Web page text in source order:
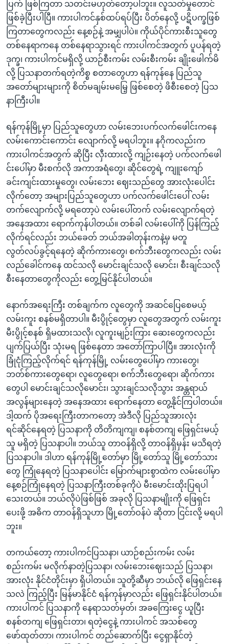
ပြက် ဖြစ်ကြတာ သတင်းမဟုတ်တော့ပါဘူး။ လူသတ်မှုတောင်
ဖြစ်ခဲ့ပြီးပါပြီ။ ကားပါကင်နှစ်ထပ်ရပ်ပြီး ပိတ်နေလို့ ပဋိပက္ခဖြစ်
ကြတာတွေကလည်း နေ့စဉ်နဲ့ အမျှပါပဲ။ ကိုယ်ပိုင်ကားစီးသူတွေ
တစ်နေရာကနေ တစ်နေရာသွားရင် ကားပါကင်အတွက် ပူပန်ရတဲ့
ဒုက္ခ၊ ကားပါကင်မရှိလို့ ယာဉ်စီးကမ်း လမ်းစီးကမ်း ချိုးဖေါက်မိ
လို့ ပြသနာတက်ရတဲ့ကိစ္စ စတာတွေဟာ ရန်ကုန်နေ ပြည်သူ
အတော်များများကို စိတ်မချမ်းမမြေ့ ဖြစ်စေတဲ့ ဖိစီးစေတဲ့ ပြသ
နာကြီးပါ။
ရန်ကုန်မြို့မှာ ပြည်သူတွေဟာ လမ်းဘေးပက်လက်ဖေါင်းကနေ
လမ်းကောင်းကောင်း လျောက်လို့ မရပါဘူး။ နဂိုကလည်းက
ကားပါကင်အတွက် ဆိုပြီး လှီးထားလို့ ကျဉ်းနေတဲ့ ပက်လက်ဖေါ
င်းပေါ်မှာ မီးစက်လို အကာအရံတွေ၊ ဆိုင်တွေရဲ့ ကျူးကျော်
ခင်းကျင်းထားမှုတွေ၊ လမ်းဘေး ဈေးသည်တွေ အားလုံးပေါင်း
လိုက်တော့ အများပြည်သူတွေဟာ ပက်လက်ဖေါင်းပေါ် လမ်း
တက်လျောက်လို့ မရတော့ပဲ လမ်းပေါ်တက် လမ်းလျောက်ရတဲ့
အနေအထား ရောက်ကုန်ပါတယ်။ တစ်ခါ လမ်းပေါ်ကို ပြန်ကြည့်
လိုက်ရင်လည်း ဘယ်ခေတ် ဘယ်အခါတုန်းကနဲ့မှ မတူ
လွတ်လပ်ခွင့်ရနေတဲ့ ဆိုက်ကားတွေ၊ စက်ဘီးတွေကလည်း လမ်း
လည်ခေါင်ကနေ ထင်သလို မောင်းချင်သလို မောင်း၊ စီးချင်သလို
စီးနေတာတွေကိုလည်း တွေ့မြင်နိုင်ပါတယ်။
နောက်အရေးကြီး တစ်ချက်က လူတွေကို အဆင်ပြေစေမယ့်
လမ်းကူး စနစ်မရှိတာပါ။ မီးပွိုင့်တွေမှာ လူတွေအတွက် လမ်းကူး
မီးပွိုင့်စနစ် ရှိမထားသလို၊ လူကူးမျဉ်းကြား ဆေးတွေကလည်း
ပျက်ပြယ်ပြီး သုံးမရ ဖြစ်နေတာ အတော်ကြာပါပြီ။ အားလုံးကို
ခြုံငုံကြည့်လိုက်ရင် ရန်ကုန်မြို့ လမ်းတွေပေါ်မှာ ကားတွေ၊
ဘတ်စ်ကားတွေရော၊ လူတွေရော၊ စက်ဘီးတွေရော၊ ဆိုက်ကား
တွေပါ မောင်းချင်သလိုမောင်း၊ သွားချင်သလိုသွား အန္တရာယ်
အလွန်များနေတဲ့ အနေအထား ရောက်နေတာ တွေ့နိုင်ကြပါတယ်။
ဒါ့ထက် ပိုအရေးကြီးတာကတော့ အဲဒီလို ပြည်သူအားလုံး
ရင်ဆိုင်နေရတဲ့ ပြသနာကို တိတိကျကျ၊ စနစ်တကျ ဖြေရှင်းမယ့်
သူ မရှိတဲ့ ပြသနာပါ။ ဘယ်သူ တာဝန်ရှိလို့ တာဝန်ရှိမှန်း မသိရတဲ့
ပြသနာပါ။ ဒါဟာ ရန်ကုန်မြို့တော်မှာ မြို့တော်သူ မြို့တော်သား
တွေ ကြုံနေရတဲ့ ပြသနာပေါင်း မြောက်များစွာထဲက လမ်းပေါ်မှာ
နေ့စဉ်ကြုံနေရတဲ့ ပြသနာကြီးတစ်ခုကိုပဲ မီးမောင်းထိုးပြရပါ
သေးတယ်။ ဘယ်လိုပဲဖြစ်ဖြစ် အခုလို ပြသနာမျိုးကို ဖြေရှင်း
ပေးဖို့ အဓိက တာဝန်ရှိသူဟာ မြို့တော်ဝန်ပဲ ဆိုတာ ငြင်းလို့ မရပါ
ဘူး။
တကယ်တော့ ကားပါကင်ပြသနာ၊ ယာဉ်စည်းကမ်း လမ်း
စည်းကမ်း မလိုက်နာတဲ့ပြသနာ၊ လမ်းဘေးဈေးသည် ပြသနာ၊
အားလုံး နိုင်ငံတိုင်းမှာ ရှိပါတယ်။ သူတို့ဆီမှာ ဘယ်လို ဖြေရှင်းနေ
သလဲ ကြည့်ပြီး မြန်မာနိုင်ငံ ရန်ကုန်မှာလည်း ဖြေရှင်းနိုင်ပါတယ်။
ကားပါကင် ပြသနာကို နေရာသတ်မှတ်၊ အခကြေးငွေ ယူပြီး
စနစ်တကျ ဖြေရှင်းတာ၊ ရတဲ့ငွေနဲ့ ကားပါကင် အသစ်တွေ
ဖော်ထုတ်တာ၊ ကားပါကင် တည်ဆောက်ပြီး ငွေရှာနိုင်တဲ့